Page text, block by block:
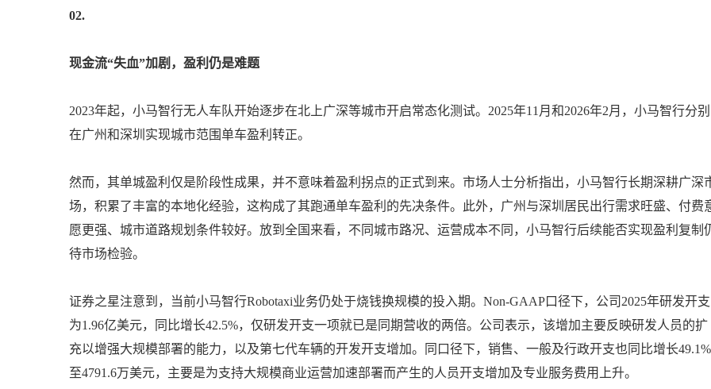
02.
现金流“失血”加剧，盈利仍是难题
2023年起，小马智行无人车队开始逐步在北上广深等城市开启常态化测试。2025年11月和2026年2月，小马智行分别
在广州和深圳实现城市范围单车盈利转正。
然而，其单城盈利仅是阶段性成果，并不意味着盈利拐点的正式到来。市场人士分析指出，小马智行长期深耕广深
场，积累了丰富的本地化经验，这构成了其跑通单车盈利的先决条件。此外，广州与深圳居民出行需求旺盛、付费
愿更强、城市道路规划条件较好。放到全国来看，不同城市路况、运营成本不同，小马智行后续能否实现盈利复制
待市场检验。
证券之星注意到，当前小马智行Robotaxi业务仍处于烧钱换规模的投入期。Non-GAAP口径下，公司2025年研发开支
为1.96亿美元，同比增长42.5%，仅研发开支一项就已是同期营收的两倍。公司表示，该增加主要反映研发人员的扩
充以增强大规模部署的能力，以及第七代车辆的开发开支增加。同口径下，销售、一般及行政开支也同比增长49.1%
至4791.6万美元，主要是为支持大规模商业运营加速部署而产生的人员开支增加及专业服务费用上升。